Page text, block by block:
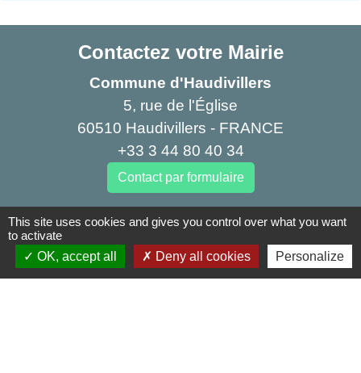
Contactez votre Mairie
Commune d'Haudivillers
5, rue de l'Église
60510 Haudivillers - FRANCE
+33 3 44 80 40 34
Contact par formulaire
Oise mobilité
This site uses cookies and gives you control over what you want
to activate
OK, accept all
Deny all cookies Personalize